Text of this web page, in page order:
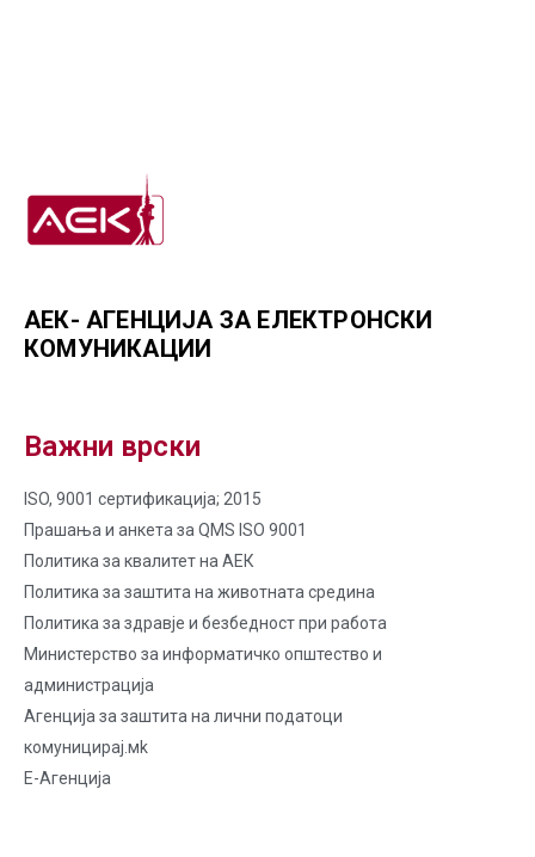
АЕК- АГЕНЦИЈА ЗА ЕЛЕКТРОНСКИ
КОМУНИКАЦИИ
Важни врски
ISO, 9001 сертификација; 2015
Прашања и анкета за QMS ISO 9001
Политика за квалитет на AЕК
Политика за заштита на животната средина
Политика за здравје и безбедност при работа
Министерство за информатичко општество и
администрација
Агенција за заштита на лични податоци
комуницирај.мk
Е-Агенција